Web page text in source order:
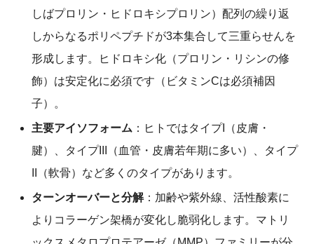
しばプロリン・ヒドロキシプロリン）配列の繰り返
しからなるポリペプチドが3本集合して三重らせんを
形成します。ヒドロキシ化（プロリン・リシンの修
飾）は安定化に必須です（ビタミンCは必須補因
子）。
主要アイソフォーム ：ヒトではタイプI（皮膚・
腱）、タイプIII（血管・皮膚若年期に多い）、タイプ
II（軟骨）など多くのタイプがあります。
ターンオーバーと分解：加齢や紫外線、活性酸素に
よりコラーゲン架橋が変化し脆弱化します。マトリ